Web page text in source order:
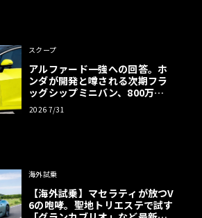
スクープ
アルファード一強への回答。ホ
ンダが開発と噂される次期フラ
ッグシップミニバン、800万円
超の勝算【予想CG】
2026 7/31
海外試乗
【海外試乗】マセラティが放つV
6の咆哮。聖地トリエステで試す